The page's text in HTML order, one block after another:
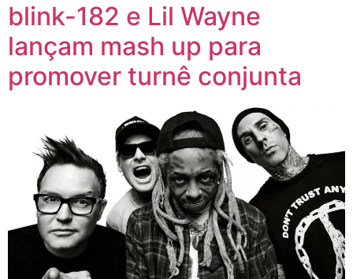
blink-182 e Lil Wayne
lançam mash up para
promover turnê conjunta